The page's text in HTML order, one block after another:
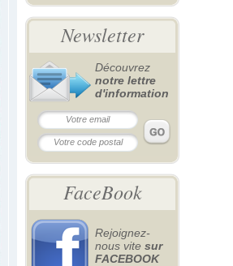
Newsletter
Découvrez
notre lettre
d'information
FaceBook
Rejoignez-
nous vite sur
FACEBOOK